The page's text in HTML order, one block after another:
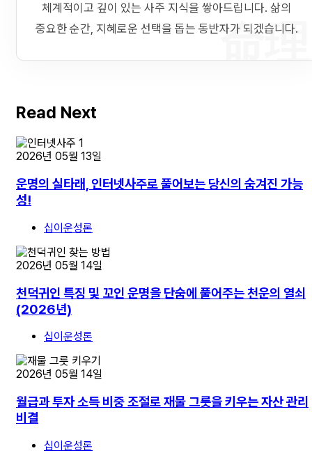
命理
체계적이고 깊이 있는 사주 지식을 쌓아드립니다. 삶의
중요한 순간, 지혜로운 선택을 돕는 동반자가 되겠습니다.
Read Next
2026년 05월 13일
운명의 실타래, 인터넷사주로 풀어보는 당신의 숨겨진 가능
성!
십이운성론
2026년 05월 14일
천덕귀인 특징 및 꼬인 운명을 단숨에 풀어주는 천운의 열쇠
(2026년)
십이운성론
2026년 05월 14일
월급과 투자 소득 비중 조절로 재물 그릇을 키우는 자산 관리
비결
십이운성론